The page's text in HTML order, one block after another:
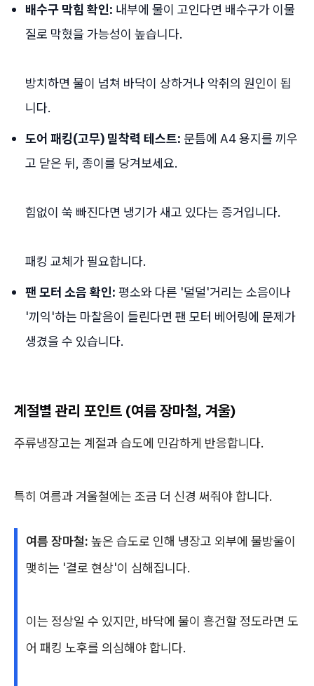
배수구 막힘 확인: 내부에 물이 고인다면 배수구가 이물
질로 막혔을 가능성이 높습니다.
방치하면 물이 넘쳐 바닥이 상하거나 악취의 원인이 됩
니다.
도어 패킹(고무) 밀착력 테스트: 문틈에 A4 용지를 끼우
고 닫은 뒤, 종이를 당겨보세요.
힘없이 쑥 빠진다면 냉기가 새고 있다는 증거입니다.
패킹 교체가 필요합니다.
팬 모터 소음 확인: 평소와 다른 '덜덜'거리는 소음이나
'끼익'하는 마찰음이 들린다면 팬 모터 베어링에 문제가
생겼을 수 있습니다.
계절별 관리 포인트 (여름 장마철, 겨울)
주류냉장고는 계절과 습도에 민감하게 반응합니다.
특히 여름과 겨울철에는 조금 더 신경 써줘야 합니다.
여름 장마철: 높은 습도로 인해 냉장고 외부에 물방울이
맺히는 '결로 현상'이 심해집니다.
이는 정상일 수 있지만, 바닥에 물이 흥건할 정도라면 도
어 패킹 노후를 의심해야 합니다.